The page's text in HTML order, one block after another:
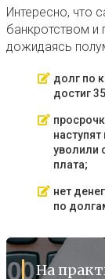
Интересно, что
банкротством и
дожидаясь
долг по
достиг
уволили
плата;
нет
по
На